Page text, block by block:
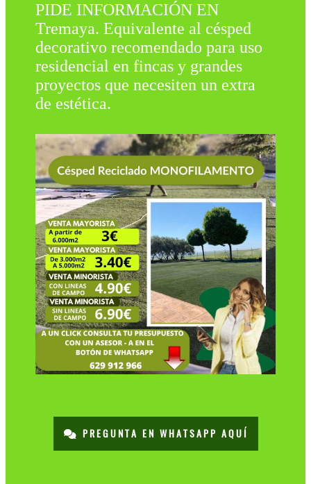
PIDE INFORMACIÓN EN
Tremaya. Equivalente al césped
decorativo recomendado para uso
residencial en fincas y grandes
proyectos que necesiten un extra
de estética.
PREGUNTA EN WHATSAPP AQUÍ